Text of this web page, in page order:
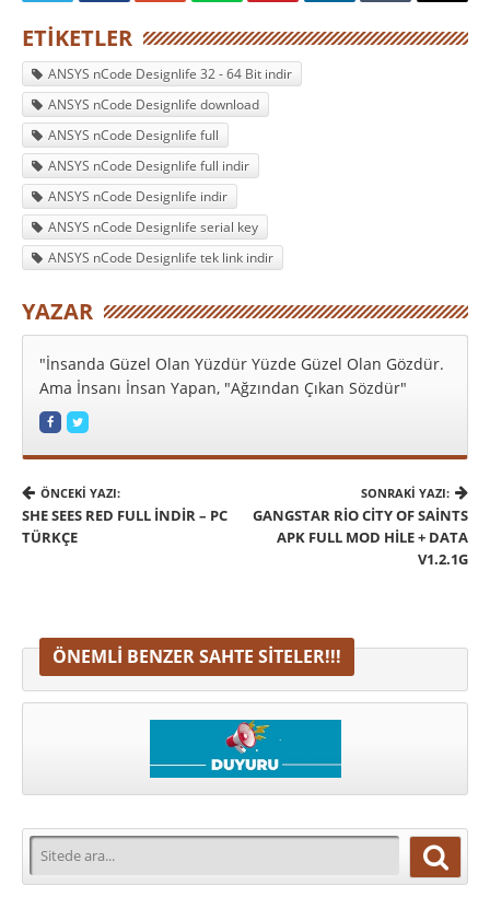
ETIKETLER
ANSYS nCode Designlife 32 - 64 Bit indir
ANSYS nCode Designlife download
ANSYS nCode Designlife full
ANSYS nCode Designlife full indir
ANSYS nCode Designlife indir
ANSYS nCode Designlife serial key
ANSYS nCode Designlife tek link indir
YAZAR
"İnsanda Güzel Olan Yüzdür Yüzde Güzel Olan Gözdür.
Ama İnsanı İnsan Yapan, "Ağzından Çıkan Sözdür"
ÖNCEKI YAZI:
SHE SEES RED FULL İNDIR – PC
TÜRKÇE
SONRAKI YAZI:
GANGSTAR RIO CITY OF SAINTS
APK FULL MOD HILE + DATA
V1.2.1G
ÖNEMLI BENZER SAHTE SITELER!!!